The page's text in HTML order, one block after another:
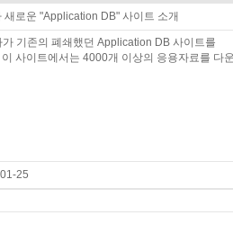
새로운 "Application DB" 사이트 소개
기존의 폐쇄했던 Application DB 사이트를
사이트에서는 4000개 이상의 응용자료를 다
25